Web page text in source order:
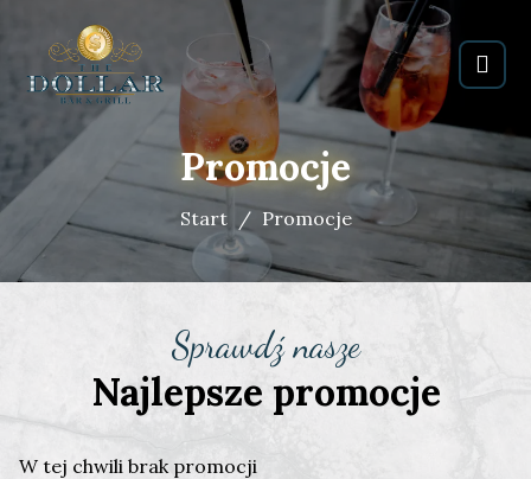
Promocje
Start Promocje
Sprawdź nasze
Najlepsze promocje
W tej chwili brak promocji